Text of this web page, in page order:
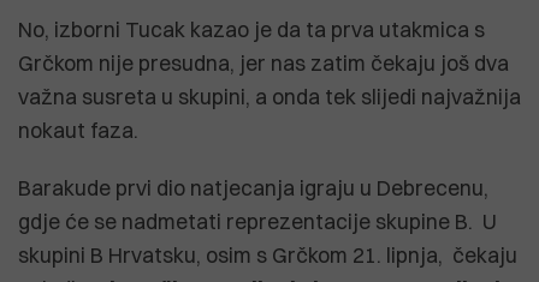
No, izborni Tucak kazao je da ta prva utakmica s
Grčkom nije presudna, jer nas zatim čekaju još dva
važna susreta u skupini, a onda tek slijedi najvažnija
nokaut faza.
Barakude prvi dio natjecanja igraju u Debrecenu,
gdje će se nadmetati reprezentacije skupine B. U
skupini B Hrvatsku, osim s Grčkom 21. lipnja, čekaju